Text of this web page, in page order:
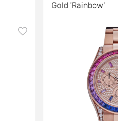
Gold 'Rainbow'